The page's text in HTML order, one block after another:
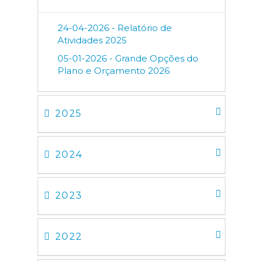
24-04-2026 - Relatório de
Atividades 2025
05-01-2026 - Grande Opções do
Plano e Orçamento 2026
2025
2024
2023
2022